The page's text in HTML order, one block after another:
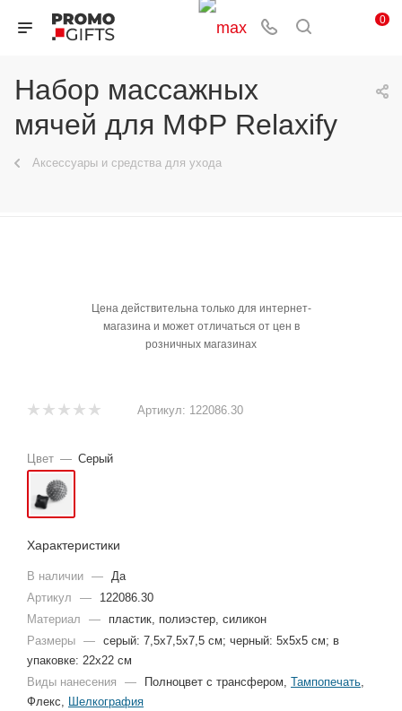
0
Набор массажных
мячей для MФР Relaxify
Аксессуары и средства для ухода
Цена действительна только для интернет-
магазина и может отличаться от цен в
розничных магазинах
Артикул: 122086.30
Цвет — Серый
Характеристики
В наличии —
Да
Артикул
—
122086.30
Материал
—
пластик, полиэстер, силикон
Размеры — серый: 7,5x7,5x7,5 см; черный: 5х5х5 см; в
упаковке: 22х22 см
Виды нанесения
— Полноцвет с трансфером, Тампопечать
Флекс,
Шелкография